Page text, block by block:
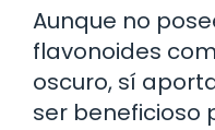
Aunque no
flavonoides
oscuro, sí
ser beneficioso